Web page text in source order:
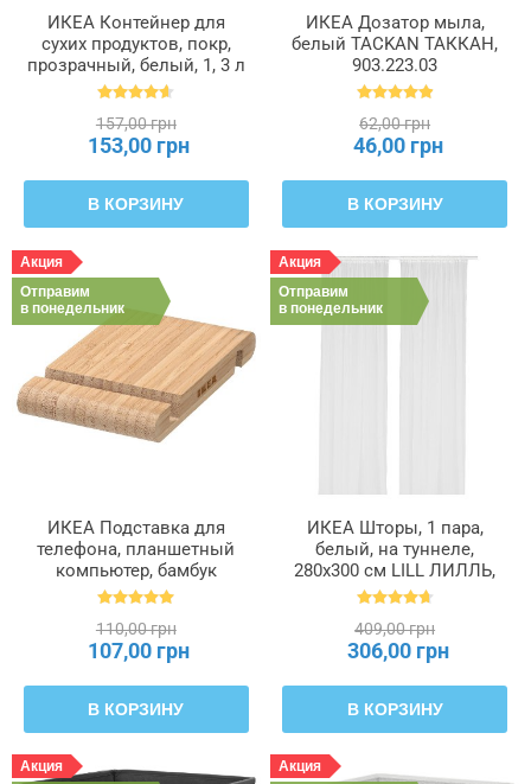
ИКЕА Контейнер для
сухих продуктов, покр,
прозрачный, белый, 1, 3 л
IKEA 365+, 800.667.23
157,00 грн
153,00 грн
В КОРЗИНУ
ИКЕА Дозатор мыла,
белый TACKAN ТАККАН,
903.223.03
62,00 грн
46,00 грн
В КОРЗИНУ
Акция
Отправим
в понедельник
ИКЕА Подставка для
телефона, планшетный
компьютер, бамбук
BERGENES БЕРГЕНЕС,
110,00 грн
107,00 грн
В КОРЗИНУ
Акция
Отправим
в понедельник
ИКЕА Шторы, 1 пара,
белый, на туннеле,
280x300 см LILL ЛИЛЛЬ,
100.702.62
409,00 грн
306,00 грн
В КОРЗИНУ
Акция
Акция